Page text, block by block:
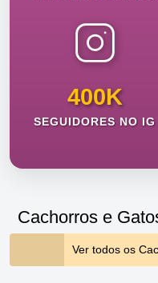
400K
SEGUIDORES NO IG
Cachorros e
Ver todos os